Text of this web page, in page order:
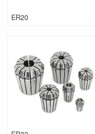
ER20